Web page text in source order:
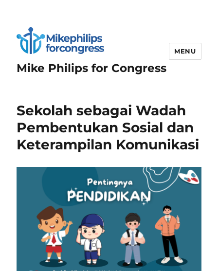
Mike Philips for Congress
MENU
Sekolah sebagai Wadah
Pembentukan Sosial dan
Keterampilan Komunikasi